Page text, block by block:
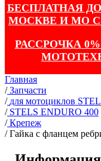
БЕСПЛАТНАЯ
МОСКВЕ И МО
РАССРОЧКА
Главная
/ Запчасти
/ для мотоциклов
/ STELS ENDURO 400
/ Крепеж
/Гайка с фланцем